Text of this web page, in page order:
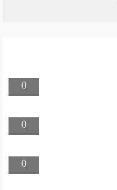
0
0
0